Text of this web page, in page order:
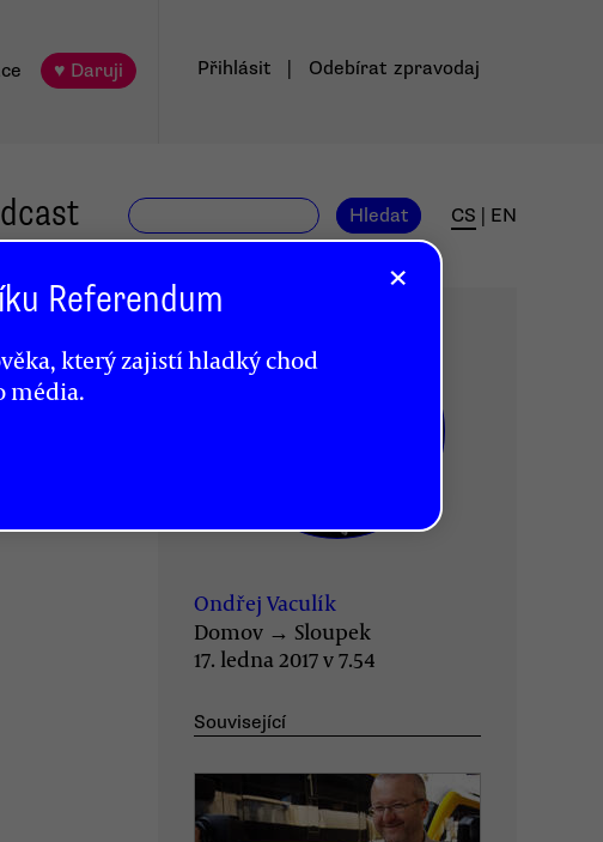
♥ Daruji Přihlásit Odebírat zpravodaj
Hledat CS EN
Ondřej Vaculík
Domov → Sloupek
17. ledna 2017 v 7.54
Související
×
Referendum
který zajistí hladký chod
média.